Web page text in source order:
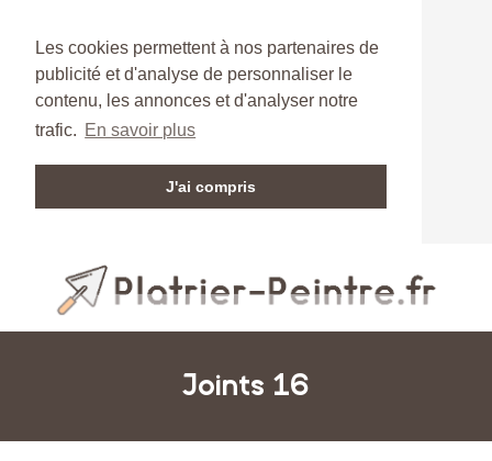
Les cookies permettent à nos partenaires de
publicité et d'analyse de personnaliser le
contenu, les annonces et d'analyser notre
trafic. En savoir plus
J'ai compris
Joints 16